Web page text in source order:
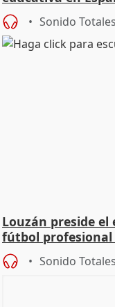
Sonido Totales
Louzán preside el
fútbol profesional
Sonido Totales